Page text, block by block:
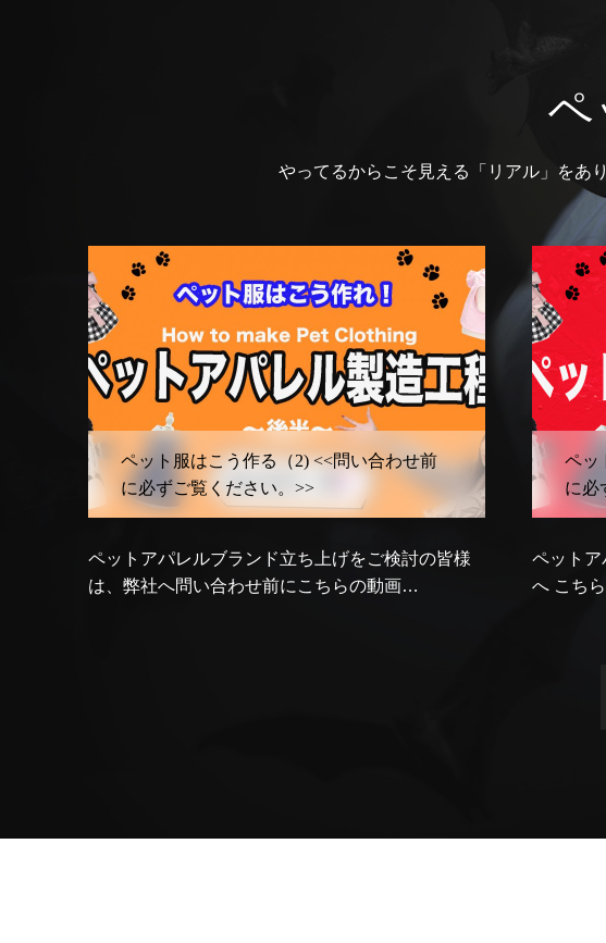
ペ
やってるからこそ見える「リアル」をあ
う作る（2) <<問い合わせ前
さい。>>
ランド立ち上げをご検討の皆様
わせ前にこちらの動画…
ペット服はこう作る（1) <<問い
に必ずご覧ください。>>
ペットアパレルブランド立ち上げを
へ こちらの動画は弊社へお問い…